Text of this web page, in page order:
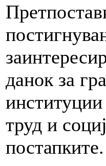
данок за
труд и
постапките.